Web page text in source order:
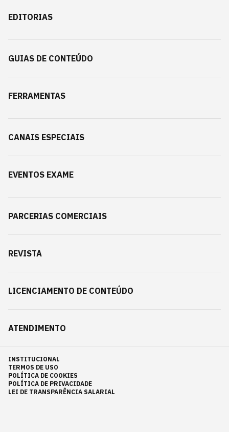
EDITORIAS
GUIAS DE CONTEÚDO
FERRAMENTAS
CANAIS ESPECIAIS
EVENTOS EXAME
PARCERIAS COMERCIAIS
REVISTA
LICENCIAMENTO DE CONTEÚDO
ATENDIMENTO
INSTITUCIONAL
TERMOS DE USO
POLÍTICA DE COOKIES
POLÍTICA DE PRIVACIDADE
LEI DE TRANSPARÊNCIA SALARIAL